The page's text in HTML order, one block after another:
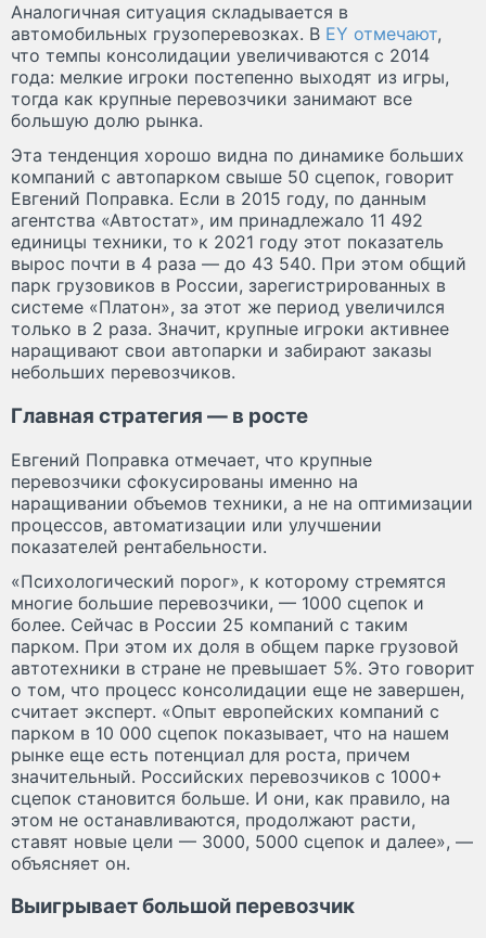
Аналогичная ситуация складывается в
автомобильных грузоперевозках. В EY отмечают,
что темпы консолидации увеличиваются с 2014
года: мелкие игроки постепенно выходят из игры,
тогда как крупные перевозчики занимают все
большую долю рынка.
Эта тенденция хорошо видна по динамике больших
компаний с автопарком свыше 50 сцепок, говорит
Евгений Поправка. Если в 2015 году, по данным
агентства «Автостат», им принадлежало 11 492
единицы техники, то к 2021 году этот показатель
вырос почти в 4 раза — до 43 540. При этом общий
парк грузовиков в России, зарегистрированных в
системе «Платон», за этот же период увеличился
только в 2 раза. Значит, крупные игроки активнее
наращивают свои автопарки и забирают заказы
небольших перевозчиков.
Главная стратегия — в росте
Евгений Поправка отмечает, что крупные
перевозчики сфокусированы именно на
наращивании объемов техники, а не на оптимизации
процессов, автоматизации или улучшении
показателей рентабельности.
«Психологический порог», к которому стремятся
многие большие перевозчики, — 1000 сцепок и
более. Сейчас в России 25 компаний с таким
парком. При этом их доля в общем парке грузовой
автотехники в стране не превышает 5%. Это говорит
о том, что процесс консолидации еще не завершен,
считает эксперт. «Опыт европейских компаний с
парком в 10 000 сцепок показывает, что на нашем
рынке еще есть потенциал для роста, причем
значительный. Российских перевозчиков с 1000+
сцепок становится больше. И они, как правило, на
этом не останавливаются, продолжают расти,
ставят новые цели — 3000, 5000 сцепок и далее», —
объясняет он.
Выигрывает большой перевозчик